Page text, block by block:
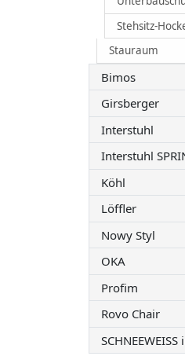
Stehsitz-
Stauraum
Bimos
Girsberger
Interstuhl
Interstuhl
Köhl
Löffler
Nowy Styl
OKA
Profim
Rovo Chair